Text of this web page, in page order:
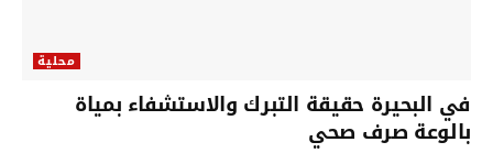
محلية
في البحيرة حقيقة التبرك والاستشفاء بمياة
بالوعة صرف صحي